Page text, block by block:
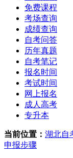
免费课程
考场查询
成绩查询
自考问答
历年真题
自考笔记
报名时间
考试时间
网上报名
成人高考
专升本
当前位置： 湖北自
申报步骤